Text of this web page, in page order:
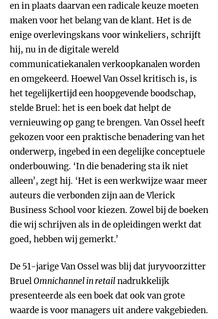
en in plaats daarvan een radicale keuze moeten
maken voor het belang van de klant. Het is de
enige overlevingskans voor winkeliers, schrijft
hij, nu in de digitale wereld
communicatiekanalen verkoopkanalen worden
en omgekeerd. Hoewel Van Ossel kritisch is, is
het tegelijkertijd een hoopgevende boodschap,
stelde Bruel: het is een boek dat helpt de
vernieuwing op gang te brengen. Van Ossel heeft
gekozen voor een praktische benadering van het
onderwerp, ingebed in een degelijke conceptuele
onderbouwing. ‘In die benadering sta ik niet
alleen’, zegt hij. ‘Het is een werkwijze waar meer
auteurs die verbonden zijn aan de Vlerick
Business School voor kiezen. Zowel bij de boeken
die wij schrijven als in de opleidingen werkt dat
goed, hebben wij gemerkt.’
De 51-jarige Van Ossel was blij dat juryvoorzitter
BruelOmnichannel in retailnadrukkelijk
presenteerde als een boek dat ook van grote
waarde is voor managers uit andere vakgebieden.